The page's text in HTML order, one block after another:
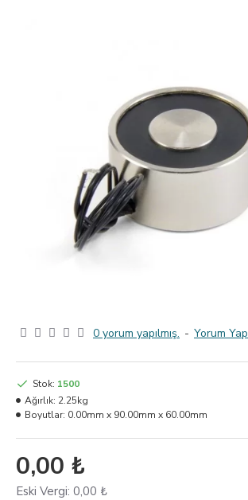
0 yorum yapılmış. - Yorum Yap
0,00 ₺
Eski Vergi: 0,00 ₺
Stok: 1500
Ağırlık: 2.25kg
Boyutlar: 0.00mm x 90.00mm x 60.00mm